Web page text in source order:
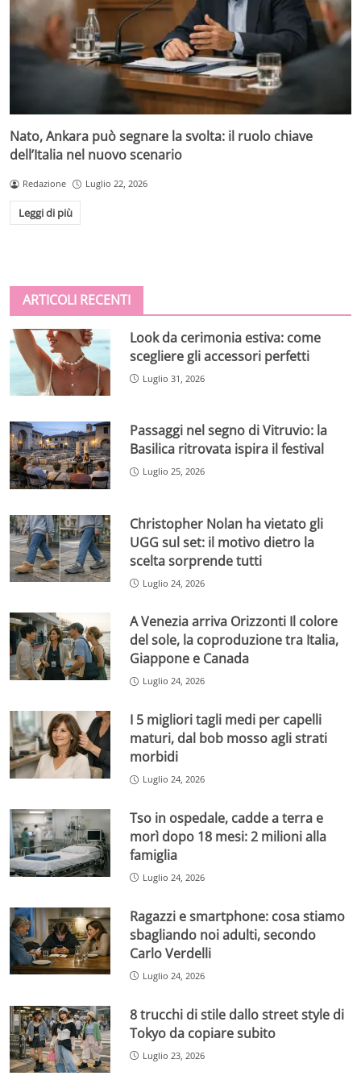
Nato, Ankara può segnare la svolta: il ruolo chiave
dell’Italia nel nuovo scenario
Redazione Luglio 22, 2026
Leggi di più
ARTICOLI RECENTI
Look da cerimonia estiva: come
scegliere gli accessori perfetti
Luglio 31, 2026
Passaggi nel segno di Vitruvio: la
Basilica ritrovata ispira il festival
Luglio 25, 2026
Christopher Nolan ha vietato gli
UGG sul set: il motivo dietro la
scelta sorprende tutti
Luglio 24, 2026
A Venezia arriva Orizzonti Il colore
del sole, la coproduzione tra Italia,
Giappone e Canada
Luglio 24, 2026
I 5 migliori tagli medi per capelli
maturi, dal bob mosso agli strati
morbidi
Luglio 24, 2026
Tso in ospedale, cadde a terra e
morì dopo 18 mesi: 2 milioni alla
famiglia
Luglio 24, 2026
Ragazzi e smartphone: cosa stiamo
sbagliando noi adulti, secondo
Carlo Verdelli
Luglio 24, 2026
8 trucchi di stile dallo street style di
Tokyo da copiare subito
Luglio 23, 2026